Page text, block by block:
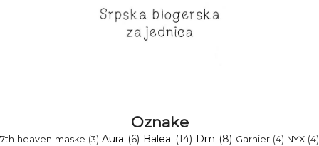
Oznake
7th heaven maske (3) Aura (6) Balea (14) Dm (8) Garnier (4) NYX (4)